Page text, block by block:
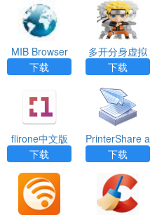
MIB Browser
下载
多开分身虚拟
定位(Multiapp
s)APP
下载
flirone中文版
下载app
下载
PrinterShare a
pp
下载